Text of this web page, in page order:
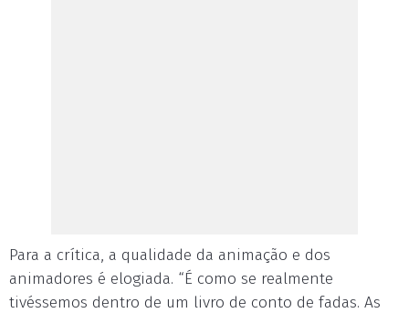
Para a crítica, a qualidade da animação e dos
animadores é elogiada. “É como se realmente
tivéssemos dentro de um livro de conto de fadas. As